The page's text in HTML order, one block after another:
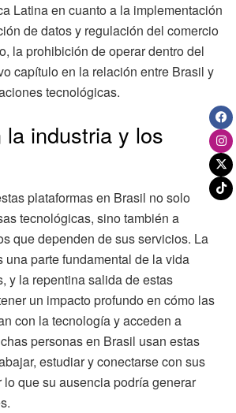
Latina en cuanto a la implementación
de datos y regulación del comercio
la prohibición de operar dentro del
capítulo en la relación entre Brasil y
tecnológicas.
la industria y los
plataformas en Brasil no solo
tecnológicas, sino también a
que dependen de sus servicios. La
una parte fundamental de la vida
y la repentina salida de estas
un impacto profundo en cómo las
con la tecnología y acceden a
personas en Brasil usan estas
estudiar y conectarse con sus
que su ausencia podría generar